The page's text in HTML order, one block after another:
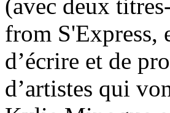
(avec deux
from S'Express,
d’écrire et de
d’artistes qui